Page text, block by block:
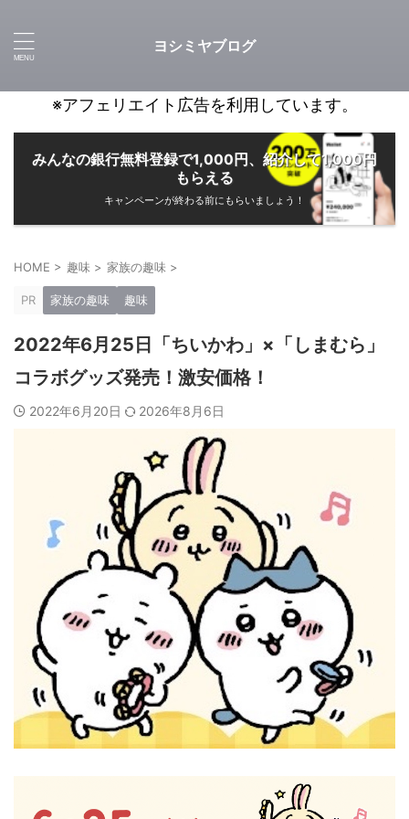
ヨシミヤブログ
※アフェリエイト広告を利用しています。
みんなの銀行無料登録で1,000円、紹介して1,000円
もらえる
キャンペーンが終わる前にもらいましょう！
HOME > 趣味 > 家族の趣味 >
PR 家族の趣味 趣味
2022年6月25日「ちいかわ」×「しまむら」
コラボグッズ発売！激安価格！
2022年6月20日 2026年8月6日